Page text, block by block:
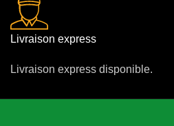
Livraison express
Livraison express disponible.